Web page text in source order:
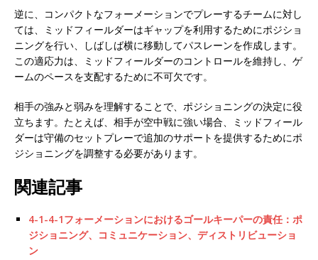
逆に、コンパクトなフォーメーションでプレーするチームに対し
ては、ミッドフィールダーはギャップを利用するためにポジショ
ニングを行い、しばしば横に移動してパスレーンを作成します。
この適応力は、ミッドフィールダーのコントロールを維持し、ゲ
ームのペースを支配するために不可欠です。
相手の強みと弱みを理解することで、ポジショニングの決定に役
立ちます。たとえば、相手が空中戦に強い場合、ミッドフィール
ダーは守備のセットプレーで追加のサポートを提供するためにポ
ジショニングを調整する必要があります。
関連記事
4-1-4-1フォーメーションにおけるゴールキーパーの責任：ポ
ジショニング、コミュニケーション、ディストリビューショ
ン